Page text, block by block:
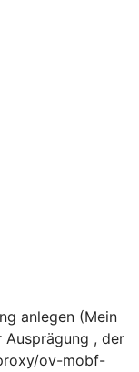
anlegen (Mein
Ausprägung , der
ov-mobf-